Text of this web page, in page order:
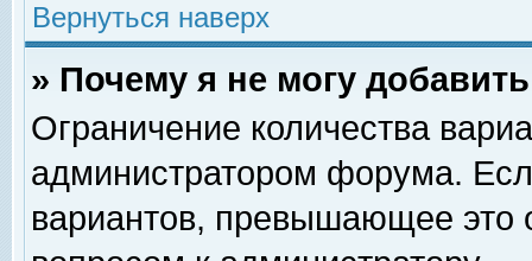
Вернуться наверх
» Почему я не могу
Ограничение количества
администратором форума.
вариантов, превышающее это